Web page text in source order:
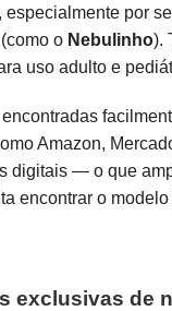
especialmente por
(como o Nebulinho).
uso adulto e
Amazon,
digitais — o que
encontrar o
exclusivas de